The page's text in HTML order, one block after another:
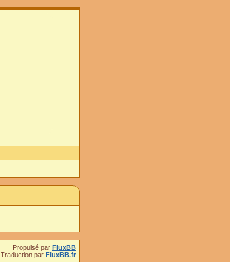
Propulsé par FluxBB
Traduction par FluxBB.fr